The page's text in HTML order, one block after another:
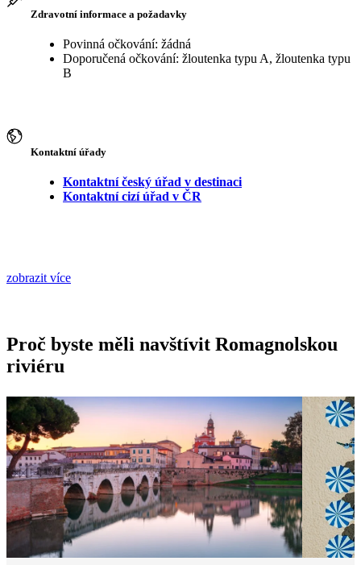
Zdravotní informace a požadavky
Povinná očkování: žádná
Doporučená očkování: žloutenka typu A, žloutenka typu
B
Kontaktní úřady
Kontaktní český úřad v destinaci
Kontaktní cizí úřad v ČR
zobrazit více
Proč byste měli navštívit Romagnolskou
riviéru